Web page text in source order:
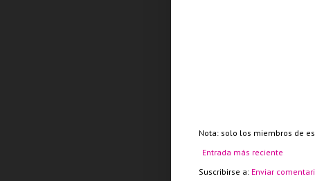
Nota: solo los miembros de
Entrada más reciente
Suscribirse a: Enviar